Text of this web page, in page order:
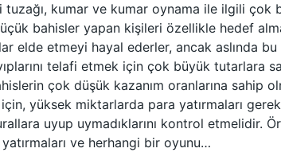
tuzağı, kumar ve kumar oynama ile ilgili çok
bahisler yapan kişileri özellikle hedef
elde etmeyi hayal ederler, ancak aslında
telafi etmek için çok büyük tutarlara
çok düşük kazanım oranlarına sahip
için, yüksek miktarlarda para yatırmaları
uyup uymadıklarını kontrol etmelidir.
ve herhangi bir oyunu…